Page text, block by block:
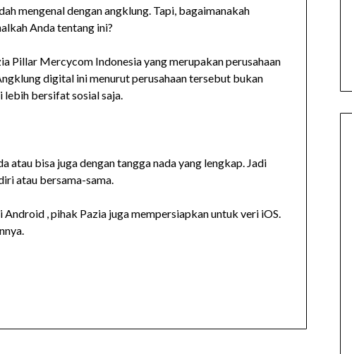
mengenal dengan angklung. Tapi, bagaimanakah
Anda tentang ini?
Pillar Mercycom Indonesia yang merupakan perusahaan
digital ini menurut perusahaan tersebut bukan
lebih bersifat sosial saja.
atau bisa juga dengan tangga nada yang lengkap. Jadi
atau bersama-sama.
, pihak Pazia juga mempersiapkan untuk veri iOS.